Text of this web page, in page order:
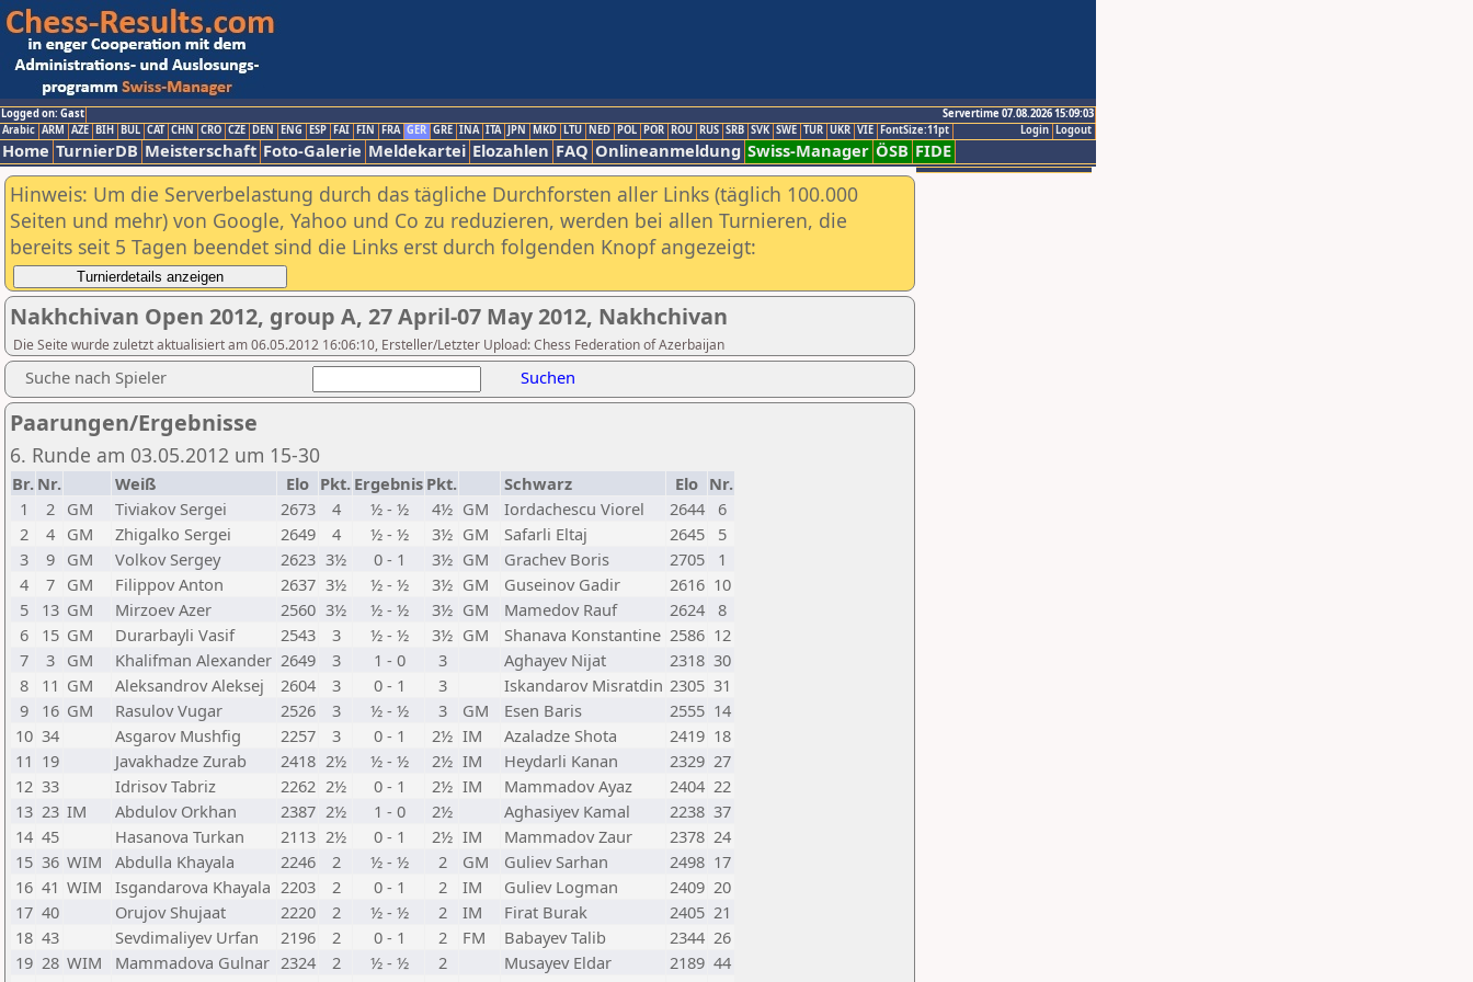
Logged on: Gast
Servertime 07.08.2026 15:09:03
Logout
Login
Arabic ARM AZE BIH BUL CAT CHN CRO CZE DEN ENG ESP FAI FIN FRA GER GRE INA ITA JPN MKD LTU NED POL POR ROU RUS SRB SVK SWE TUR UKR VIE FontSize:11pt
Home TurnierDB Meisterschaft Foto-Galerie Meldekartei Elozahlen FAQ Onlineanmeldung Swiss-Manager ÖSB FIDE
Hinweis: Um die Serverbelastung durch das tägliche Durchforsten aller Links (täglich 100.000
Seiten und mehr) von Google, Yahoo und Co zu reduzieren, werden bei allen Turnieren, die
bereits seit 5 Tagen beendet sind die Links erst durch folgenden Knopf angezeigt:
Nakhchivan Open 2012, group A, 27 April-07 May 2012, Nakhchivan
Die Seite wurde zuletzt aktualisiert am 06.05.2012 16:06:10, Ersteller/Letzter Upload: Chess Federation of Azerbaijan
Suche nach Spieler Suchen
Paarungen/Ergebnisse
6. Runde am 03.05.2012 um 15-30
Br. Nr. Weiß Elo Pkt. Ergebnis Pkt. Schwarz Elo Nr.
1
2 GM Tiviakov Sergei 2673 4 ½ - ½ 4½ GM Iordachescu Viorel 2644
6
2
4 GM Zhigalko Sergei 2649 4 ½ - ½ 3½ GM Safarli Eltaj 2645
5
3
9 GM Volkov Sergey 2623 3½ 0 - 1 3½ GM Grachev Boris 2705
1
4
7 GM Filippov Anton 2637 3½ ½ - ½ 3½ GM Guseinov Gadir 2616 10
5
13 GM Mirzoev Azer 2560 3½ ½ - ½ 3½ GM Mamedov Rauf 2624 8
6
15 GM Durarbayli Vasif 2543 3 ½ - ½ 3½ GM Shanava Konstantine 2586 12
7
3 GM Khalifman Alexander 2649 3 1 - 0 3 Aghayev Nijat 2318 30
8
11 GM Aleksandrov Aleksej 2604 3 0 - 1 3 Iskandarov Misratdin 2305 31
9
16 GM Rasulov Vugar 2526 3 ½ - ½ 3 GM Esen Baris 2555 14
10 34 Asgarov Mushfig 2257 3 0 - 1 2½ IM Azaladze Shota 2419 18
11 19 Javakhadze Zurab 2418 2½ ½ - ½ 2½ IM Heydarli Kanan 2329 27
12 33 Idrisov Tabriz 2262 2½ 0 - 1 2½ IM Mammadov Ayaz 2404 22
13 23 IM Abdulov Orkhan 2387 2½ 1 - 0 2½ Aghasiyev Kamal 2238 37
14 45 Hasanova Turkan 2113 2½ 0 - 1 2½ IM Mammadov Zaur 2378 24
15 36 WIM Abdulla Khayala 2246 2 ½ - ½ 2 GM Guliev Sarhan 2498 17
16 41 WIM Isgandarova Khayala 2203 2 0 - 1 2 IM Guliev Logman 2409 20
17 40 Orujov Shujaat 2220 2 ½ - ½ 2 IM Firat Burak 2405 21
18 43 Sevdimaliyev Urfan 2196 2 0 - 1 2 FM Babayev Talib 2344 26
19 28 WIM Mammadova Gulnar 2324 2 ½ - ½ 2 Musayev Eldar 2189 44